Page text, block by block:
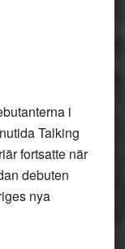
i
Talking
fortsatte när
debuten
nya